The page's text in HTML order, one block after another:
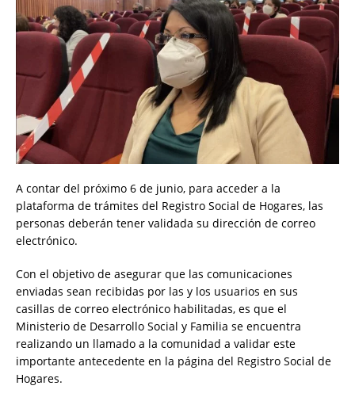
A contar del próximo 6 de junio, para acceder a la
plataforma de trámites del Registro Social de Hogares, las
personas deberán tener validada su dirección de correo
electrónico.
Con el objetivo de asegurar que las comunicaciones
enviadas sean recibidas por las y los usuarios en sus
casillas de correo electrónico habilitadas, es que el
Ministerio de Desarrollo Social y Familia se encuentra
realizando un llamado a la comunidad a validar este
importante antecedente en la página del Registro Social de
Hogares.